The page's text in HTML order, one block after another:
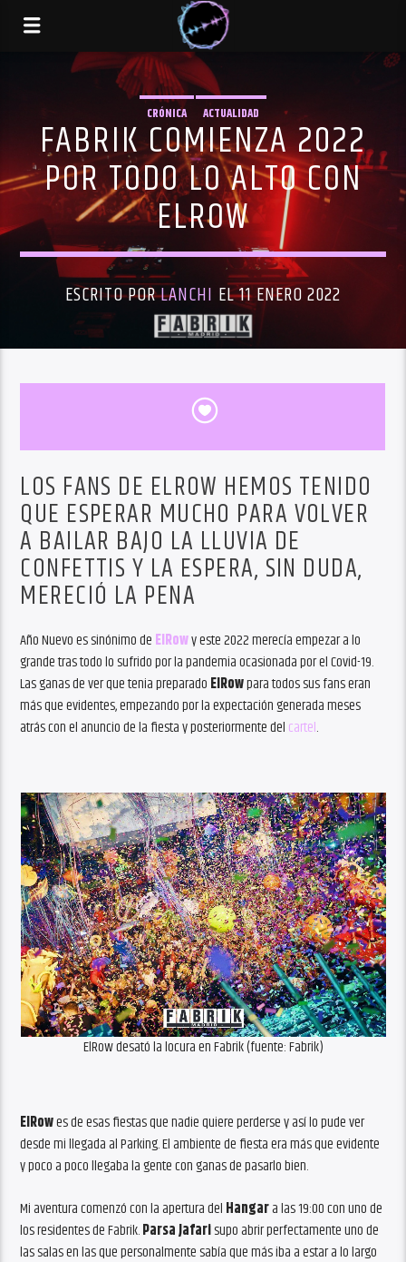
CRÓNICA ACTUALIDAD
FABRIK COMIENZA 2022
POR TODO LO ALTO CON
ELROW
ESCRITO PORLANCHI EL 11 ENERO 2022
LOS FANS DE ELROW HEMOS TENIDO
QUE ESPERAR MUCHO PARA VOLVER
A BAILAR BAJO LA LLUVIA DE
CONFETTIS Y LA ESPERA, SIN DUDA,
MERECIÓ LA PENA
Año Nuevo es sinónimo de ElRowy este 2022 merecía empezar a lo
grande tras todo lo sufrido por la pandemia ocasionada por el Covid-19.
Las ganas de ver que tenia preparado ElRowpara todos sus fans eran
más que evidentes, empezando por la expectación generada meses
atrás con el anuncio de la fiesta y posteriormente del cartel.
ElRow desató la locura en Fabrik (fuente: Fabrik)
ElRowes de esas fiestas que nadie quiere perderse y así lo pude ver
desde mi llegada al Parking. El ambiente de fiesta era más que evidente
y poco a poco llegaba la gente con ganas de pasarlo bien.
Mi aventura comenzó con la apertura del Hangara las 19:00 con uno de
los residentes de Fabrik.Parsa Jafarisupo abrir perfectamente uno de
las salas en las que personalmente sabía que más iba a estar a lo largo